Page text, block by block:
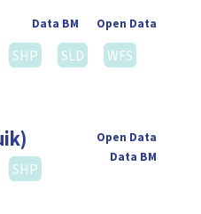
Open Data
Data BM
SHP SLD
WFS
Open Data
Data BM
SHP